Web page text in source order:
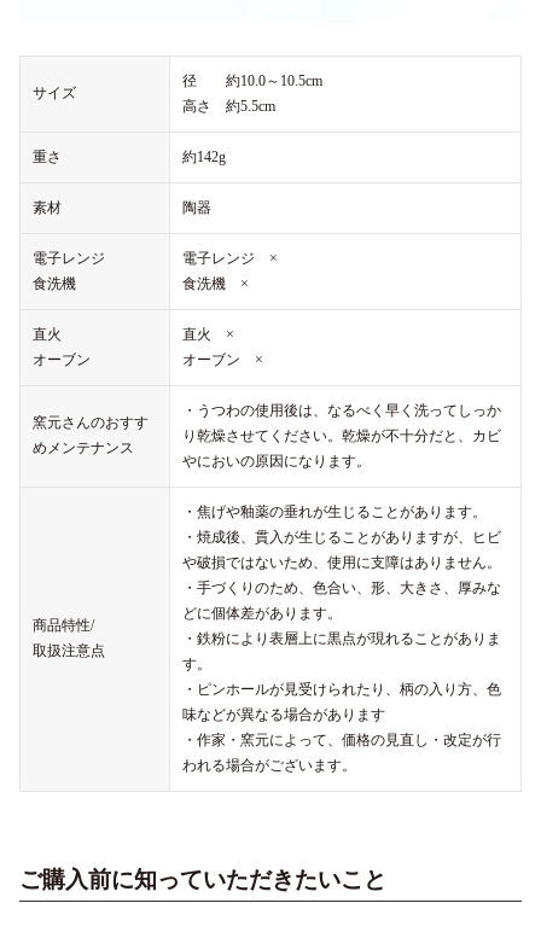
サイズ
径 約10.0～10.5cm
高さ 約5.5cm
重さ 約142g
素材 陶器
電子レンジ
食洗機
電子レンジ ×
食洗機 ×
直火
オーブン
直火 ×
オーブン ×
窯元さんのおすす
めメンテナンス
・うつわの使用後は、なるべく早く洗ってしっか
り乾燥させてください。乾燥が不十分だと、カビ
やにおいの原因になります。
商品特性/
取扱注意点
・焦げや釉薬の垂れが生じることがあります。
・焼成後、貫入が生じることがありますが、ヒビ
や破損ではないため、使用に支障はありません。
・手づくりのため、色合い、形、大きさ、厚みな
どに個体差があります。
・鉄粉により表層上に黒点が現れることがありま
す。
・ピンホールが見受けられたり、柄の入り方、色
味などが異なる場合があります
・作家・窯元によって、価格の見直し・改定が行
われる場合がございます。
ご購入前に知っていただきたいこと